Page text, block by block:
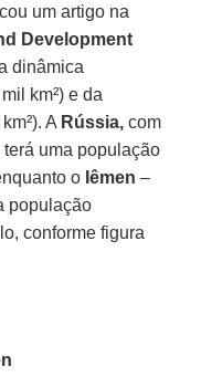
um artigo na
Development
dinâmica
km²) e da
A Rússia, com
uma população
o Iêmen –
população
conforme figura